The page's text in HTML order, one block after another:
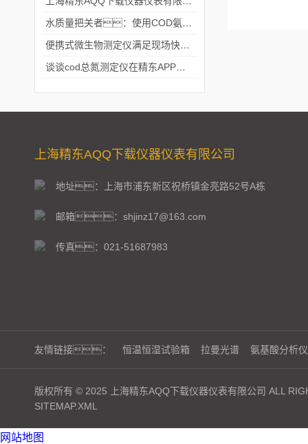
上海精东AQQ下载仪器仪表有限公司
地址：上海市浦东新区祝桥镇金亮路52号A栋
邮箱：shjinz17@163.com
传真：021-51687983
友情链接： 恒温恒湿试验箱 拉曼光谱 氨基酸分析仪
版权所有 © 2025 上海精东AQQ下载仪器仪表有限公司 ALL
SITEMAP.XML
网站地图